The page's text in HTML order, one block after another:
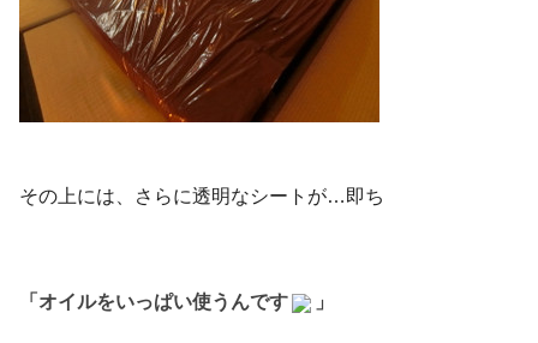
その上には、さらに透明なシートが…即ち
「オイルをいっぱい使うんです 」